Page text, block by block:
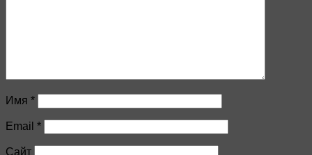
Имя *
Email *
Сайт